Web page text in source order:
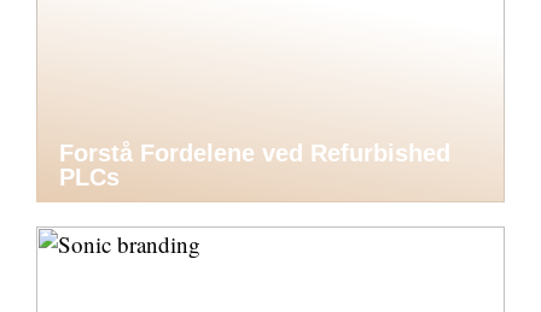
Forstå Fordelene ved Refurbished
PLCs